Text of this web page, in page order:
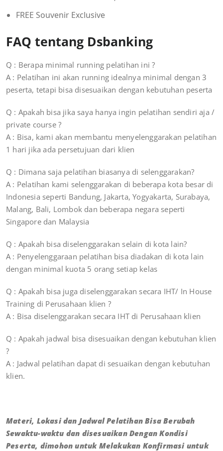
FREE Souvenir Exclusive
FAQ tentang Dsbanking
Q : Berapa minimal running pelatihan ini ?
A : Pelatihan ini akan running idealnya minimal dengan 3
peserta, tetapi bisa disesuaikan dengan kebutuhan peserta
Q : Apakah bisa jika saya hanya ingin pelatihan sendiri aja /
private course ?
A : Bisa, kami akan membantu menyelenggarakan pelatihan
1 hari jika ada persetujuan dari klien
Q : Dimana saja pelatihan biasanya di selenggarakan?
A : Pelatihan kami selenggarakan di beberapa kota besar di
Indonesia seperti Bandung, Jakarta, Yogyakarta, Surabaya,
Malang, Bali, Lombok dan beberapa negara seperti
Singapore dan Malaysia
Q : Apakah bisa diselenggarakan selain di kota lain?
A : Penyelenggaraan pelatihan bisa diadakan di kota lain
dengan minimal kuota 5 orang setiap kelas
Q : Apakah bisa juga diselenggarakan secara IHT/ In House
Training di Perusahaan klien ?
A : Bisa diselenggarakan secara IHT di Perusahaan klien
Q : Apakah jadwal bisa disesuaikan dengan kebutuhan klien
?
A : Jadwal pelatihan dapat di sesuaikan dengan kebutuhan
klien.
Materi, Lokasi dan Jadwal Pelatihan Bisa Berubah
Sewaktu-waktu dan disesuaikan Dengan Kondisi
Peserta, dimohon untuk Melakukan Konfirmasi untuk